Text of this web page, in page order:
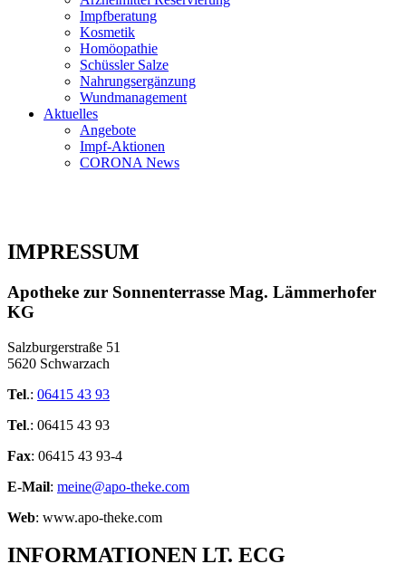
Impfberatung
Kosmetik
Homöopathie
Schüssler Salze
Nahrungsergänzung
Wundmanagement
Aktuelles
Angebote
Impf-Aktionen
CORONA News
IMPRESSUM
Apotheke zur Sonnenterrasse Mag. Lämmerhofer
KG
Salzburgerstraße 51
5620 Schwarzach
Tel.: 06415 43 93
Tel.: 06415 43 93
Fax: 06415 43 93-4
E-Mail: meine@apo-theke.com
Web: www.apo-theke.com
INFORMATIONEN LT. ECG